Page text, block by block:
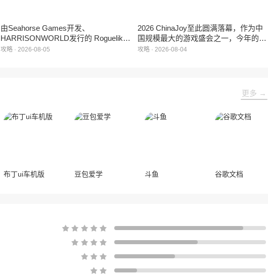
由Seahorse Games开发、
HARRISONWORLD发行的 Roguelike
卡牌战棋游戏 《黑夜轮回》于2026年8
攻略 · 2026-08-05
2026 ChinaJoy至此圆满落幕，作为中
国规模最大的游戏盛会之一，今年的展
馆依旧汇聚了来自全球的游戏厂商、媒
流互动，共同度过了充满欢笑与惊喜的
攻略 · 2026-08-04
更多 →
布丁ui车机版 豆包爱学 斗鱼 谷歌文档